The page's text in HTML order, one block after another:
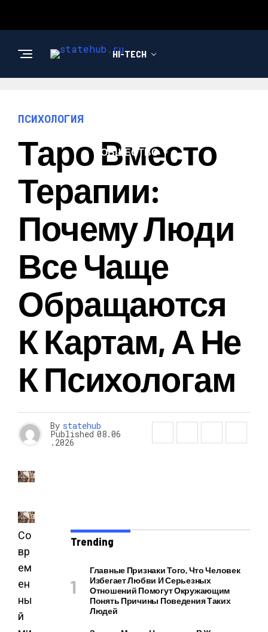
HI-TECH
ОБЩЕСТВО
ПСИХОЛОГИЯ
Таро Вместо
Терапии:
Почему Люди
Все Чаще
Обращаются
К Картам, А Не
К Психологам
By statehub
Published 08.06
.2026
Со
вр
ем
ен
ны
й
Trending
Главные Признаки Того, Что Человек
Избегает Любви И Серьезных
Отношений Помогут Окружающим
Понять Причины Поведения Таких
Людей